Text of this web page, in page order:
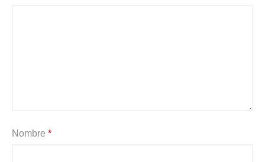
Nombre *